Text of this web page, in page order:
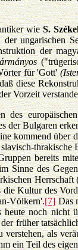
wieS.
der ungarischen
der
ármányos
für 'Gott'
diese
Vorzeit
des
der Bulgaren
kommend über
bereits
Sinne des
Kultur des
Völkern'.[7]Das
noch nicht
früher
verstehen, als
ein Teil des